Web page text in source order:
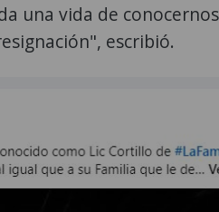
una vida de
escribió.